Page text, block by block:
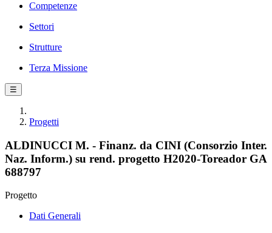
Competenze
Settori
Strutture
Terza Missione
☰
Progetti
ALDINUCCI M. - Finanz. da CINI (Consorzio Inter.
Naz. Inform.) su rend. progetto H2020-Toreador GA
688797
Progetto
Dati Generali